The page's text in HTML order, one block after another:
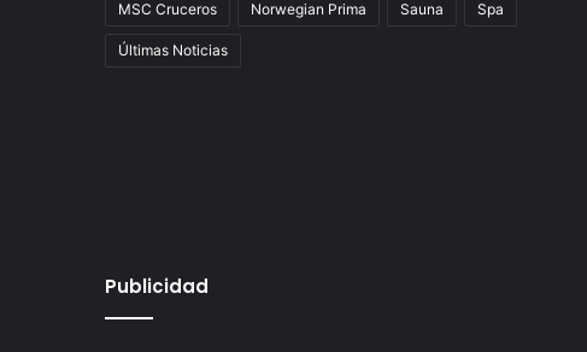
MSC Cruceros Norwegian Prima Sauna Spa
Últimas Noticias
Publicidad